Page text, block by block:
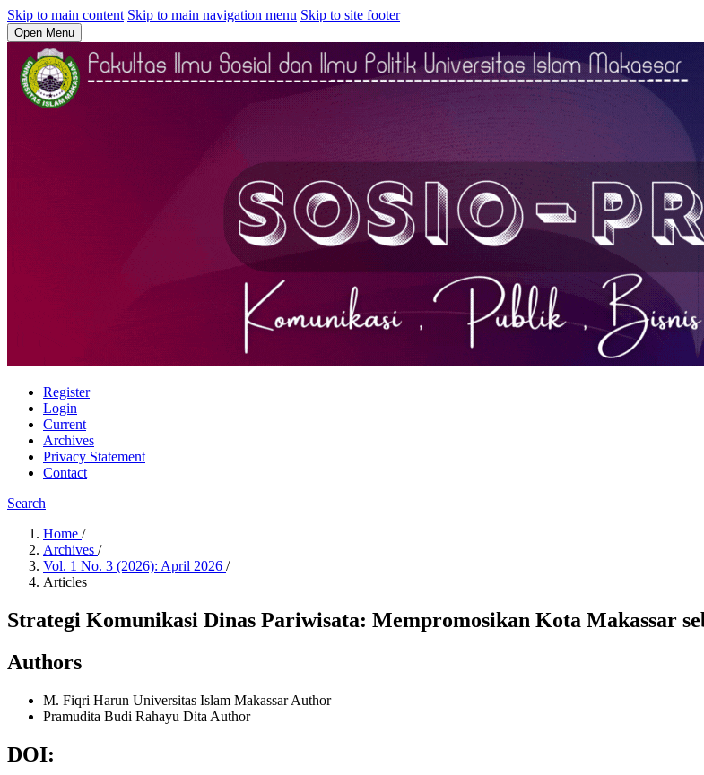
Skip to main content Skip to main navigation menu Skip to site footer
Open Menu
Register
Login
Current
Archives
Privacy Statement
Contact
Search
Home /
Archives /
Vol. 1 No. 3 (2026): April 2026 /
Articles
Strategi Komunikasi Dinas Pariwisata: Mempromosikan Kota Makassar
Authors
M. Fiqri Harun Universitas Islam MakassarAuthor
Pramudita Budi Rahayu Dita Author
DOI: